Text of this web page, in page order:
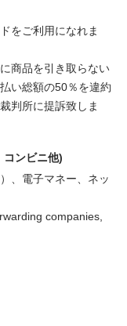
をご利用になれま
商品を引き取らない
い総額の50％を違約
判所に提訴致しま
コンビニ他)
、電子マネー、ネッ
companies,